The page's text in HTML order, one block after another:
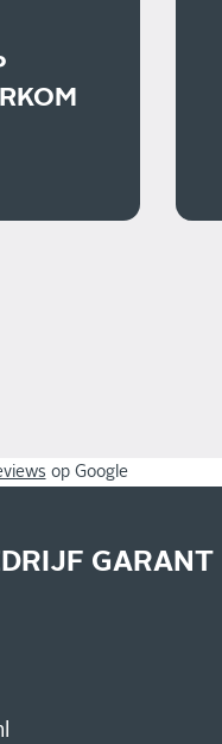
op Google
GARANT